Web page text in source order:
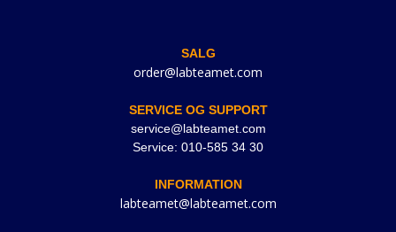
SALG
order@labteamet.com
SERVICE OG SUPPORT
service@labteamet.com
Service: 010-585 34 30
INFORMATION
labteamet@labteamet.com